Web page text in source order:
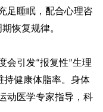
足睡眠，配合心理咨
恢复规律。
会引发“报复性”生理
持健康体脂率。身体
动医学专家指导，科